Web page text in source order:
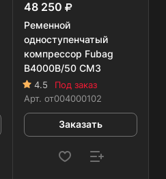
48 250
Ременной
одноступенчатый
компрессор Fubag
B4000B/50 CM3
4.5
Под заказ
Арт. от004000102
Заказать